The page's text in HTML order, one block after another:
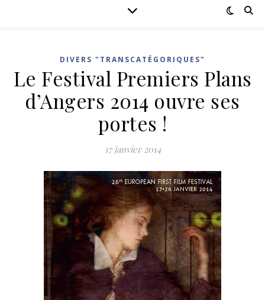
DIVERS "TRANSCATÉGORIQUES"
Le Festival Premiers Plans
d’Angers 2014 ouvre ses
portes !
17 janvier 2014